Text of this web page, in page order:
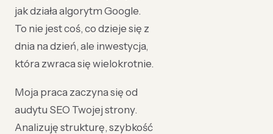
jak działa algorytm Google.
To nie jest coś, co dzieje się z
dnia na dzień, ale inwestycja,
która zwraca się wielokrotnie.
Moja praca zaczyna się od
audytu SEO Twojej strony.
Analizuję strukturę, szybkość